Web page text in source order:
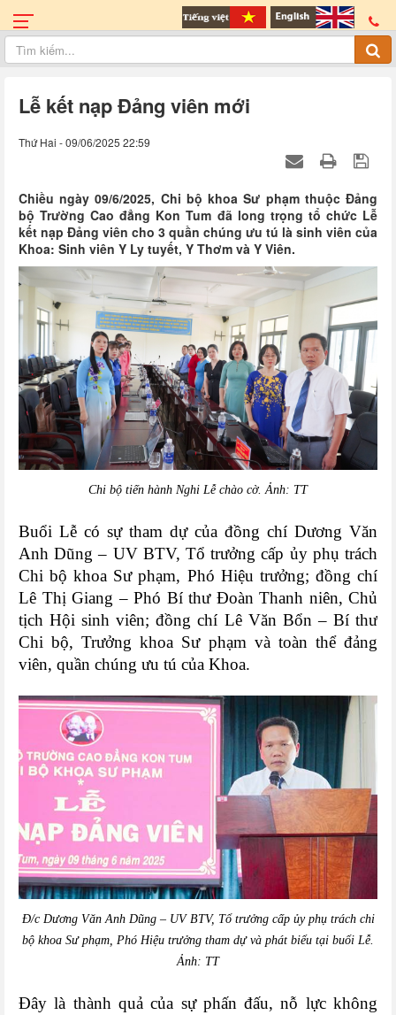
Lễ kết nạp Đảng viên mới
Thứ Hai - 09/06/2025 22:59
Chiều ngày 09/6/2025, Chi bộ khoa Sư phạm thuộc Đảng
bộ Trường Cao đẳng Kon Tum đã long trọng tổ chức Lễ
kết nạp Đảng viên cho 3 quần chúng ưu tú là sinh viên của
Khoa: Sinh viên Y Ly tuyết, Y Thơm và Y Viên.
Chi bộ tiến hành Nghi Lễ chào cờ. Ảnh: TT
Buổi Lễ có sự tham dự của đồng chí Dương Văn
Anh Dũng – UV BTV, Tổ trưởng cấp ủy phụ trách
Chi bộ khoa Sư phạm, Phó Hiệu trưởng; đồng chí
Lê Thị Giang – Phó Bí thư Đoàn Thanh niên, Chủ
tịch Hội sinh viên; đồng chí Lê Văn Bổn – Bí thư
Chi bộ, Trưởng khoa Sư phạm và toàn thể đảng
viên, quần chúng ưu tú của Khoa.
Đ/c Dương Văn Anh Dũng – UV BTV, Tổ trưởng cấp ủy phụ trách chi
bộ khoa Sư phạm, Phó Hiệu trưởng tham dự và phát biểu tại buổi Lễ.
Ảnh: TT
Đây là thành quả của sự phấn đấu, nỗ lực không